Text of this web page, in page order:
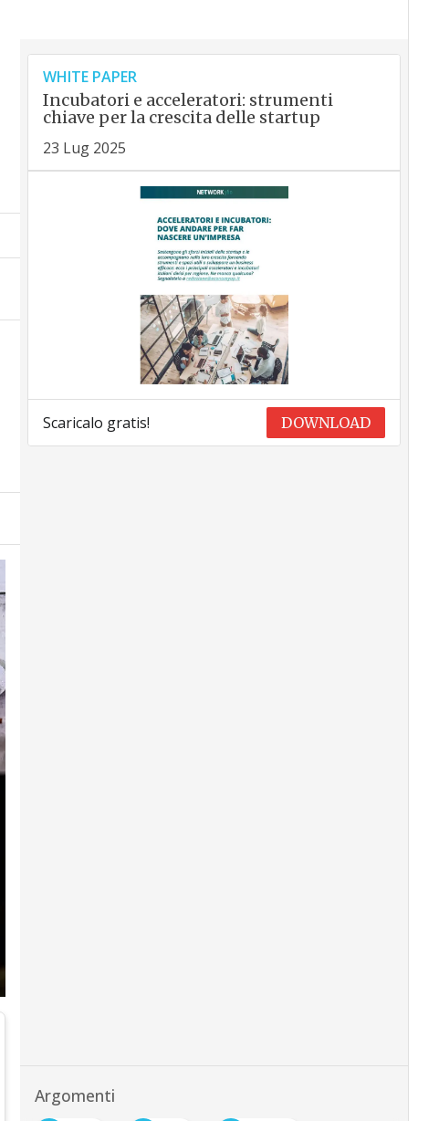
WHITE PAPER
Incubatori e acceleratori: strumenti
chiave per la crescita delle startup
23 Lug 2025
Scaricalo gratis! DOWNLOAD
Argomenti